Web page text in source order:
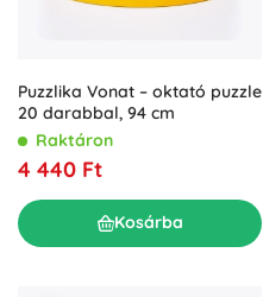
Puzzlika Vonat – oktató puzzle
20 darabbal, 94 cm
Raktáron
4 440 Ft
Kosárba